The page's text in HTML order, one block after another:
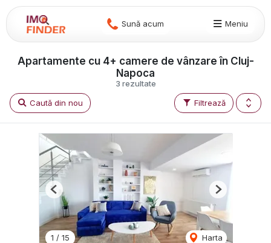
Sună acum Meniu
3 rezultate
Apartamente cu 4+ camere de vânzare în Cluj-
Napoca
Filtrează
Caută din nou
1 / 15 Harta
Previous Next